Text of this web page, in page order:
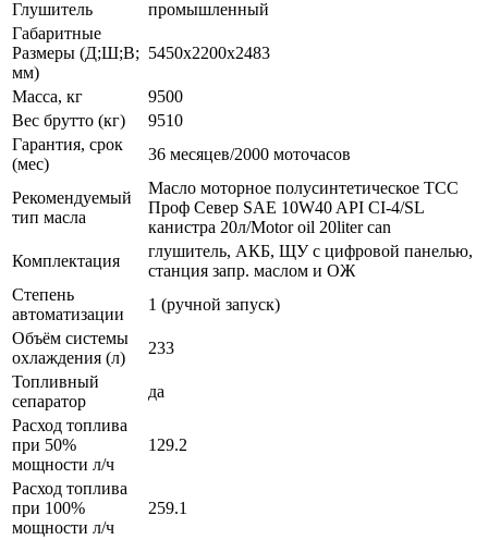
Глушитель
промышленный
Габаритные
Размеры (Д;Ш;В;
мм)
5450x2200x2483
Масса, кг
9500
Вес брутто (кг)
9510
Гарантия, срок
(мес)
36 месяцев/2000 моточасов
Рекомендуемый
тип масла
Масло моторное полусинтетическое ТСС
Проф Север SAE 10W40 API CI-4/SL
канистра 20л/Motor oil 20liter can
Комплектация
глушитель, АКБ, ЩУ с цифровой панелью,
станция запр. маслом и ОЖ
Степень
автоматизации
1 (ручной запуск)
Объём системы
охлаждения (л)
233
Топливный
сепаратор
да
Расход топлива
при 50%
мощности л/ч
129.2
Расход топлива
при 100%
мощности л/ч
259.1